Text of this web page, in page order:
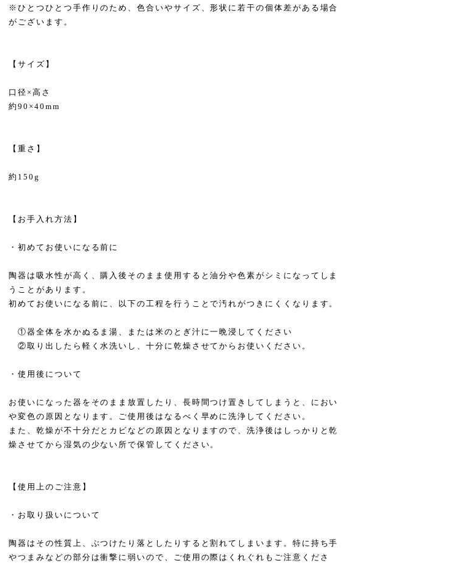
※ひとつひとつ手作りのため、色合いやサイズ、形状に若干の個体差がある場合
がございます。
【サイズ】
口径×高さ
約90×40mm
【重さ】
約150g
【お手入れ方法】
・初めてお使いになる前に
陶器は吸水性が高く、購入後そのまま使用すると油分や色素がシミになってしま
うことがあります。
初めてお使いになる前に、以下の工程を行うことで汚れがつきにくくなります。
①器全体を水かぬるま湯、または米のとぎ汁に一晩浸してください
②取り出したら軽く水洗いし、十分に乾燥させてからお使いください。
・使用後について
お使いになった器をそのまま放置したり、長時間つけ置きしてしまうと、におい
や変色の原因となります。ご使用後はなるべく早めに洗浄してください。
また、乾燥が不十分だとカビなどの原因となりますので、洗浄後はしっかりと乾
燥させてから湿気の少ない所で保管してください。
【使用上のご注意】
・お取り扱いについて
陶器はその性質上、ぶつけたり落としたりすると割れてしまいます。特に持ち手
やつまみなどの部分は衝撃に弱いので、ご使用の際はくれぐれもご注意くださ